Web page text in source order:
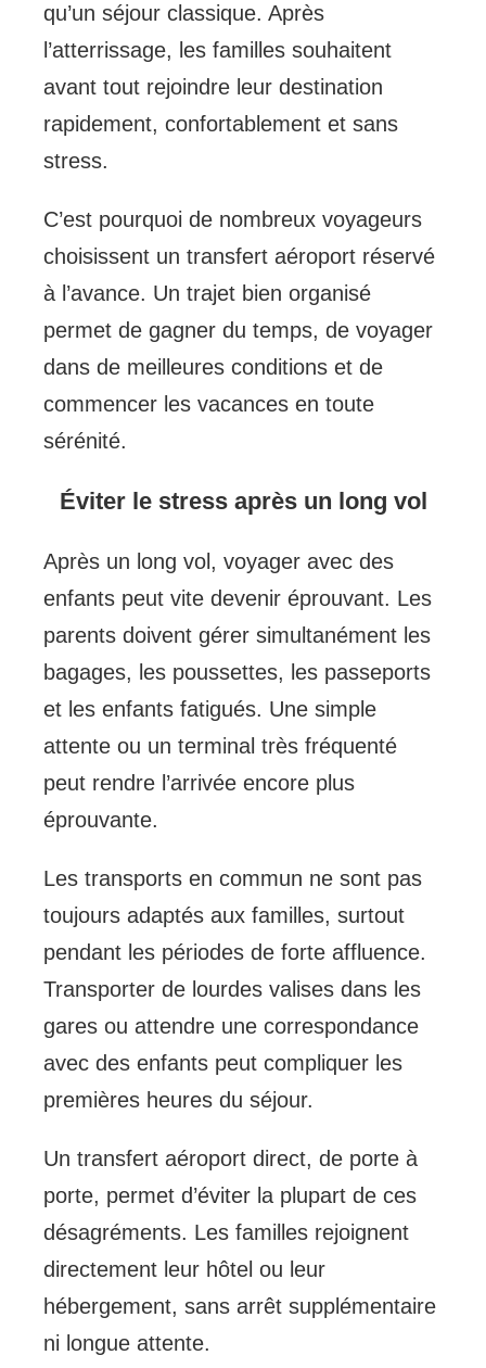
qu’un séjour classique. Après
l’atterrissage, les familles souhaitent
avant tout rejoindre leur destination
rapidement, confortablement et sans
stress.
C’est pourquoi de nombreux voyageurs
choisissent un transfert aéroport réservé
à l’avance. Un trajet bien organisé
permet de gagner du temps, de voyager
dans de meilleures conditions et de
commencer les vacances en toute
sérénité.
Éviter le stress après un long vol
Après un long vol, voyager avec des
enfants peut vite devenir éprouvant. Les
parents doivent gérer simultanément les
bagages, les poussettes, les passeports
et les enfants fatigués. Une simple
attente ou un terminal très fréquenté
peut rendre l’arrivée encore plus
éprouvante.
Les transports en commun ne sont pas
toujours adaptés aux familles, surtout
pendant les périodes de forte affluence.
Transporter de lourdes valises dans les
gares ou attendre une correspondance
avec des enfants peut compliquer les
premières heures du séjour.
Un transfert aéroport direct, de porte à
porte, permet d’éviter la plupart de ces
désagréments. Les familles rejoignent
directement leur hôtel ou leur
hébergement, sans arrêt supplémentaire
ni longue attente.